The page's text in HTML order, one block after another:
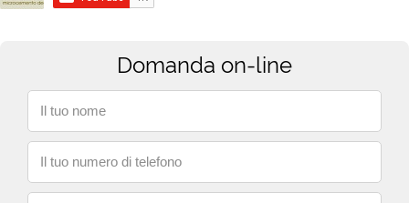
Domanda on-line
Il tuo nome
Il tuo numero di telefono